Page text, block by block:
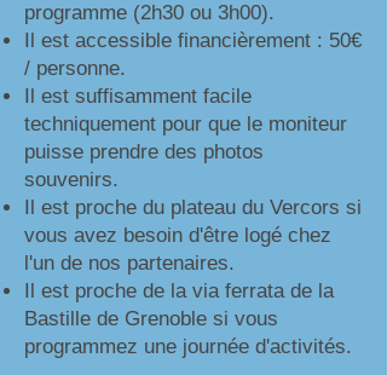
programme (2h30 ou 3h00).
Il est accessible financièrement : 50€
/ personne.
Il est suffisamment facile
techniquement pour que le moniteur
puisse prendre des photos
souvenirs.
Il est proche du plateau du Vercors si
vous avez besoin d'être logé chez
l'un de nos partenaires.
Il est proche de la via ferrata de la
Bastille de Grenoble si vous
programmez une journée d'activités.